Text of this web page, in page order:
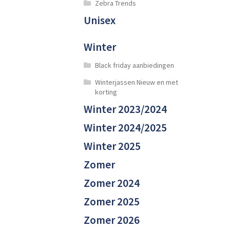
Zebra Trends
Unisex
Winter
Black friday aanbiedingen
Winterjassen Nieuw en met
korting
Winter 2023/2024
Winter 2024/2025
Winter 2025
Zomer
Zomer 2024
Zomer 2025
Zomer 2026